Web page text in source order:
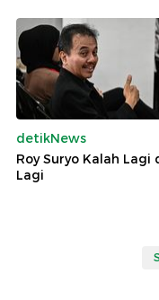
detikNews
Roy Suryo Kalah Lagi
Lagi